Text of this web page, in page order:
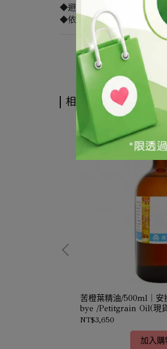
◆避免直接接觸眼睛，一旦
◆依化粧品衛生管理條例規
相關商品
苦橙葉精油/500ml｜安
bye /Petitgrain Oil(現
NT$3,650
加入購